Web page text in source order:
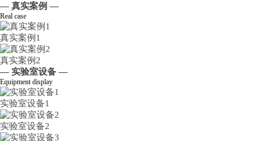
— 真实案例 —
Real case
真实案例1
真实案例2
— 实验室设备 —
Equipment display
实验室设备1
实验室设备2